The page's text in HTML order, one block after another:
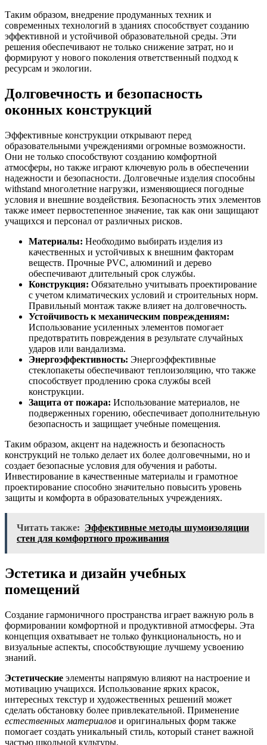
Таким образом, внедрение продуманных техник и
современных технологий в зданиях способствует созданию
эффективной и устойчивой образовательной среды. Эти
решения обеспечивают не только снижение затрат, но и
формируют у нового поколения ответственный подход к
ресурсам и экологии.
Долговечность и безопасность
оконных конструкций
Эффективные конструкции открывают перед
образовательными учреждениями огромные возможности.
Они не только способствуют созданию комфортной
атмосферы, но также играют ключевую роль в обеспечении
надежности и безопасности. Долговечные изделия способны
withstand многолетние нагрузки, изменяющиеся погодные
условия и внешние воздействия. Безопасность этих элементов
также имеет первостепенное значение, так как они защищают
учащихся и персонал от различных рисков.
Материалы: Необходимо выбирать изделия из
качественных и устойчивых к внешним факторам
веществ. Прочные PVC, алюминий и дерево
обеспечивают длительный срок службы.
Конструкция: Обязательно учитывать проектирование
с учетом климатических условий и строительных норм.
Правильный монтаж также влияет на долговечность.
Устойчивость к механическим повреждениям:
Использование усиленных элементов помогает
предотвратить повреждения в результате случайных
ударов или вандализма.
Энергоэффективность: Энергоэффективные
стеклопакеты обеспечивают теплоизоляцию, что также
способствует продлению срока службы всей
конструкции.
Защита от пожара: Использование материалов, не
подверженных горению, обеспечивает дополнительную
безопасность и защищает учебные помещения.
Таким образом, акцент на надежность и безопасность
конструкций не только делает их более долговечными, но и
создает безопасные условия для обучения и работы.
Инвестирование в качественные материалы и грамотное
проектирование способно значительно повысить уровень
защиты и комфорта в образовательных учреждениях.
Читать также: Эффективные методы шумоизоляции
стен для комфортного проживания
Эстетика и дизайн учебных
помещений
Создание гармоничного пространства играет важную роль в
формировании комфортной и продуктивной атмосферы. Эта
концепция охватывает не только функциональность, но и
визуальные аспекты, способствующие лучшему усвоению
знаний.
Эстетические элементы напрямую влияют на настроение и
мотивацию учащихся. Использование ярких красок,
интересных текстур и художественных решений может
сделать обстановку более привлекательной. Применение
естественных материалов и оригинальных форм также
помогает создать уникальный стиль, который станет важной
частью школьной культуры.